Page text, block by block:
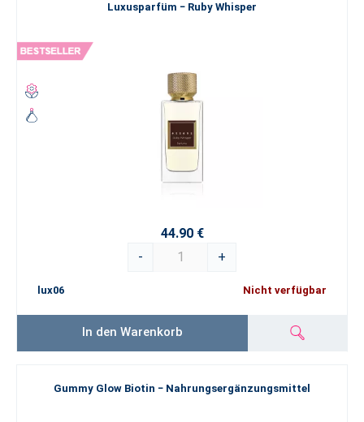
Luxusparfüm − Ruby Whisper
44.90 €
-
+
lux06 Nicht verfügbar
In den Warenkorb
Gummy Glow Biotin − Nahrungsergänzungsmittel